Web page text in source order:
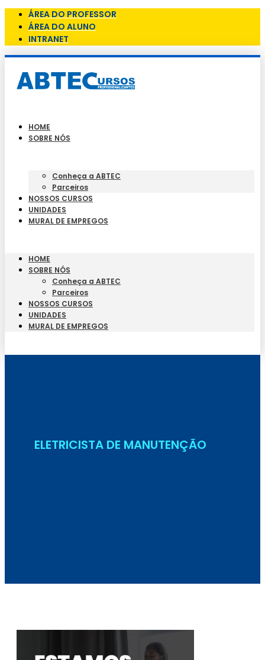
ÁREA DO PROFESSOR
ÁREA DO ALUNO
INTRANET
HOME
SOBRE NÓS
Conheça a ABTEC
Parceiros
NOSSOS CURSOS
UNIDADES
MURAL DE EMPREGOS
HOME
SOBRE NÓS
Conheça a ABTEC
Parceiros
NOSSOS CURSOS
UNIDADES
MURAL DE EMPREGOS
ELETRICISTA DE MANUTENÇÃO